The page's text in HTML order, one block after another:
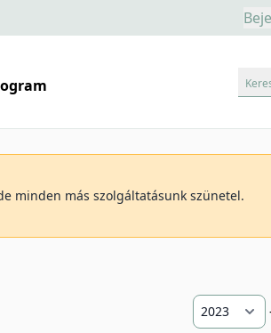
minden más szolgáltatásunk szünetel.